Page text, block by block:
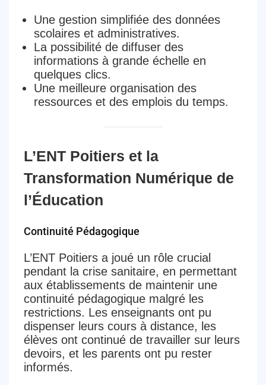
Une gestion simplifiée des données
scolaires et administratives.
La possibilité de diffuser des
informations à grande échelle en
quelques clics.
Une meilleure organisation des
ressources et des emplois du temps.
L’ENT Poitiers et la
Transformation Numérique de
l’Éducation
Continuité Pédagogique
L’ENT Poitiers a joué un rôle crucial
pendant la crise sanitaire, en permettant
aux établissements de maintenir une
continuité pédagogique malgré les
restrictions. Les enseignants ont pu
dispenser leurs cours à distance, les
élèves ont continué de travailler sur leurs
devoirs, et les parents ont pu rester
informés.